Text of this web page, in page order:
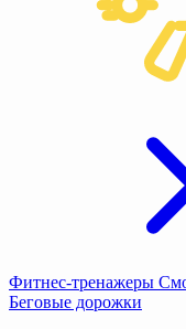
Фитнес-тренажеры
Беговые дорожки